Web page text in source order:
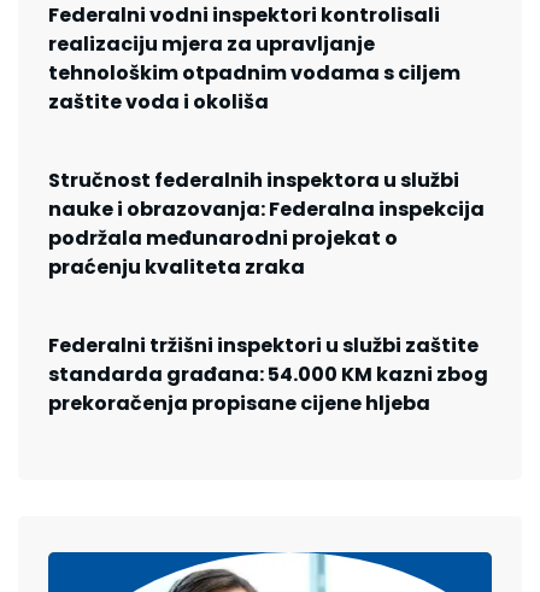
Federalni vodni inspektori kontrolisali
realizaciju mjera za upravljanje
tehnološkim otpadnim vodama s ciljem
zaštite voda i okoliša
Stručnost federalnih inspektora u službi
nauke i obrazovanja: Federalna inspekcija
podržala međunarodni projekat o
praćenju kvaliteta zraka
Federalni tržišni inspektori u službi zaštite
standarda građana: 54.000 KM kazni zbog
prekoračenja propisane cijene hljeba